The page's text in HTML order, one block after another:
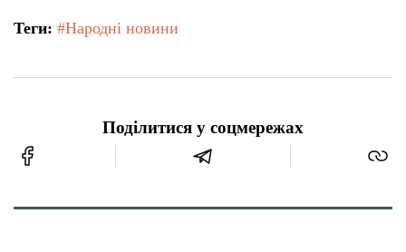
Теги: #Народні новини
Поділитися у соцмережах